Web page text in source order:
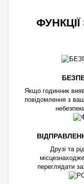
Якщо годинник
повідомлення з
Друзі та
переглядати